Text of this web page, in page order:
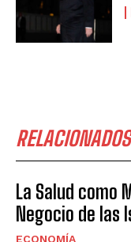
RELACIONADOS
La Salud como
Negocio de las
ECONOMÍA